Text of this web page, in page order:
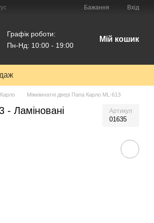
Бажання Вхід
Графік роботи:
Пн-Нд: 10:00 - 19:00
Мій кошик
Міжкімнатні двері Папа Карло ML-613
- Ламіновані Артикул
01635